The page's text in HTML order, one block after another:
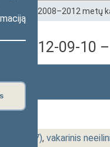
2008–2012 metų
(2012-09-10
(Nr. 487), vakarinis